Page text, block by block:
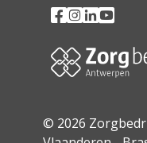
© 2026